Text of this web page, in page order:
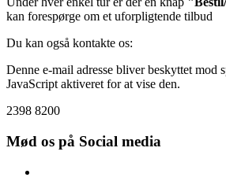
kan forespørge om et uforpligtende tilbud
Du kan også kontakte os:
Denne e-mail adresse bliver beskyttet mod
JavaScript aktiveret for at vise den.
2398 8200
Mød os på Social media